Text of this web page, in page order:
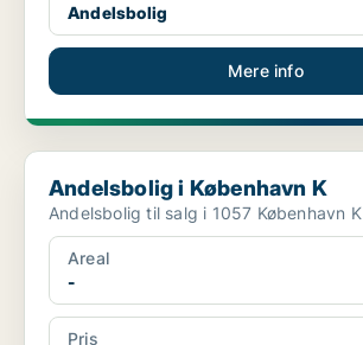
Andelsbolig
Mere info
Andelsbolig i København K
Andelsbolig i København K
Andelsbolig til salg i 1057 København K
Areal
-
Pris